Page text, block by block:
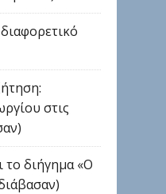
στις
το διήγημα «Ο